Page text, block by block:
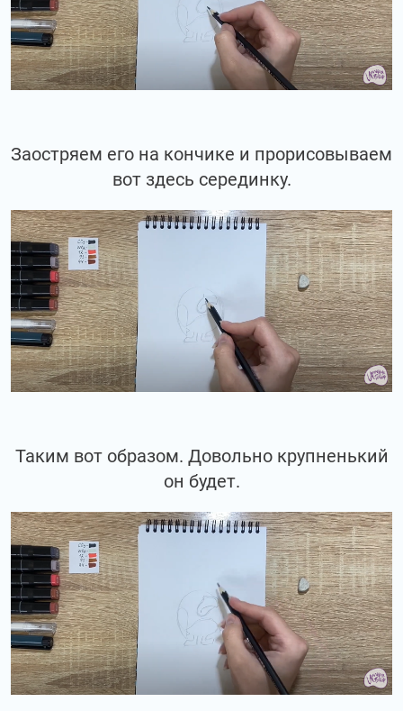
Заостряем его на кончике и прорисовываем
вот здесь серединку.
Таким вот образом. Довольно крупненький
он будет.